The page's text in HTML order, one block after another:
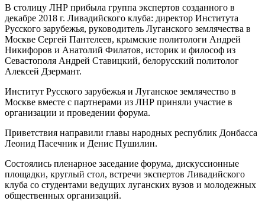
В столицу ЛНР прибыла группа экспертов созданного в
декабре 2018 г. Ливадийского клуба: директор Института
Русского зарубежья, руководитель Луганского землячества в
Москве Сергей Пантелеев, крымские политологи Андрей
Никифоров и Анатолий Филатов, историк и философ из
Севастополя Андрей Ставицкий, белорусский политолог
Алексей Дзермант.
Институт Русского зарубежья и Луганское землячество в
Москве вместе с партнерами из ЛНР приняли участие в
организации и проведении форума.
Приветствия направили главы народных республик Донбасса
Леонид Пасечник и Денис Пушилин.
Состоялись пленарное заседание форума, дискуссионные
площадки, круглый стол, встречи экспертов Ливадийского
клуба со студентами ведущих луганских вузов и молодежных
общественных организаций.